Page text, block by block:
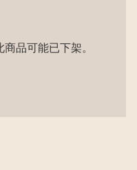
品可能已下架。